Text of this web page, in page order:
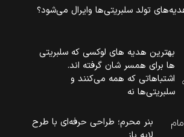
تولد سلبریتی‌ها وایرال می‌شود؟
بهترین هدیه های لوکسی که سلبریتی
ها برای همسر شان گرفته اند.
اشتباهاتی که همه می‌کنند و
سلبریتی‌ها نه
بنر محرم؛ طراحی حرفه‌ای با طرح